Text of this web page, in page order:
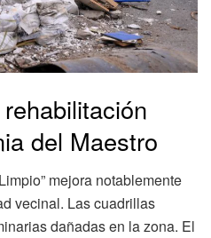
del Maestro
mejora notablemente
vecinal. Las cuadrillas
dañadas en la zona. El